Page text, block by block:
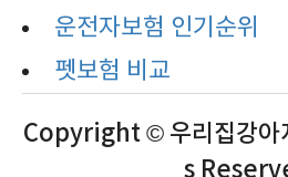
운전자보험 인기순위
펫보험 비교
Copyright © 우리집강아
s